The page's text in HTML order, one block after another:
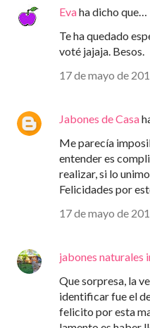
Evaha dicho que…
Te ha quedado
voté jajaja. Besos.
17 de mayo de
Jabones de Casa
Me parecía
entender es
realizar, si lo
Felicidades por
17 de mayo de
jabones naturales
Que sorpresa, la
identificar fue el
felicito por esta